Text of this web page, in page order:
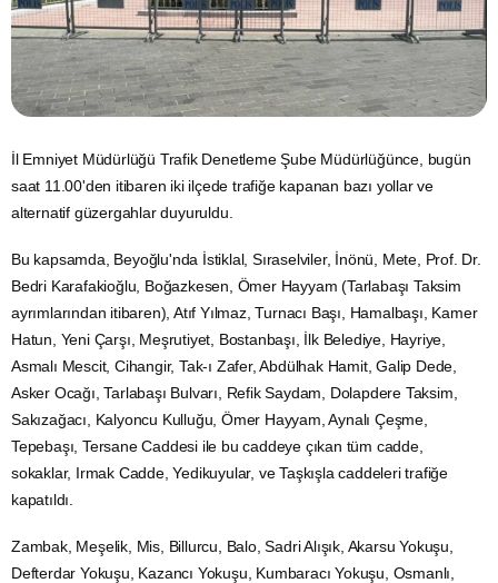
İl Emniyet Müdürlüğü TrafikDenetleme Şube Müdürlüğünce, bugün
saat 11.00'den itibaren iki ilçede trafiğe kapanan bazı yollar ve
alternatif güzergahlar duyuruldu.
Bu kapsamda, Beyoğlu'nda İstiklal, Sıraselviler, İnönü, Mete, Prof. Dr.
Bedri Karafakioğlu, Boğazkesen, Ömer Hayyam (Tarlabaşı Taksim
ayrımlarından itibaren), Atıf Yılmaz, Turnacı Başı, Hamalbaşı, Kamer
Hatun, Yeni Çarşı, Meşrutiyet, Bostanbaşı, İlk Belediye, Hayriye,
Asmalı Mescit, Cihangir, Tak-ı Zafer, Abdülhak Hamit, Galip Dede,
Asker Ocağı, Tarlabaşı Bulvarı, Refik Saydam, Dolapdere Taksim,
Sakızağacı, Kalyoncu Kulluğu, Ömer Hayyam, Aynalı Çeşme,
Tepebaşı, TersaneCaddesi ile bu caddeye çıkan tüm cadde,
sokaklar, Irmak Cadde, Yedikuyular, ve Taşkışla caddeleri trafiğe
kapatıldı.
Zambak, Meşelik, Mis, Billurcu, Balo, Sadri Alışık, Akarsu Yokuşu,
Defterdar Yokuşu, Kazancı Yokuşu, Kumbaracı Yokuşu, Osmanlı,